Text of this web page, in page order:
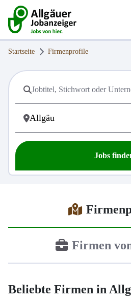
Startseite Firmenprofile
Jobs
Firmen
Beliebte Firmen in